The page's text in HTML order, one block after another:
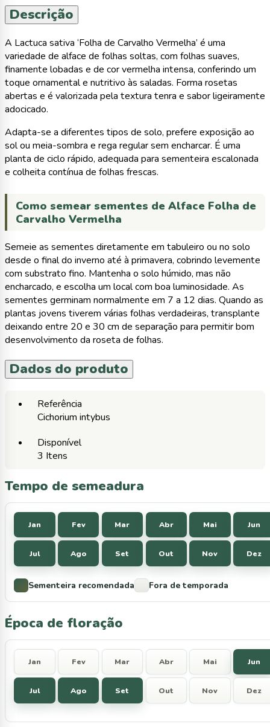
Descrição
A Lactuca sativa ‘Folha de Carvalho Vermelha’ é uma
variedade de alface de folhas soltas, com folhas suaves,
finamente lobadas e de cor vermelha intensa, conferindo um
toque ornamental e nutritivo às saladas. Forma rosetas
abertas e é valorizada pela textura tenra e sabor ligeiramente
adocicado.
Adapta-se a diferentes tipos de solo, prefere exposição ao
sol ou meia-sombra e rega regular sem encharcar. É uma
planta de ciclo rápido, adequada para sementeira escalonada
e colheita contínua de folhas frescas.
Como semear sementes de Alface Folha de
Carvalho Vermelha
Semeie as sementes diretamente em tabuleiro ou no solo
desde o final do inverno até à primavera, cobrindo levemente
com substrato fino. Mantenha o solo húmido, mas não
encharcado, e escolha um local com boa luminosidade. As
sementes germinam normalmente em 7 a 12 dias. Quando as
plantas jovens tiverem várias folhas verdadeiras, transplante
deixando entre 20 e 30 cm de separação para permitir bom
desenvolvimento da roseta de folhas.
Dados do produto
Referência
Cichorium intybus
Disponível
3 Itens
Tempo de semeadura
Jan Fev Mar Abr Mai Jun
Jul Ago Set Out Nov Dez
Sementeira recomendada Fora de temporada
Época de floração
Jan Fev Mar Abr Mai Jun
Jul Ago Set Out Nov Dez